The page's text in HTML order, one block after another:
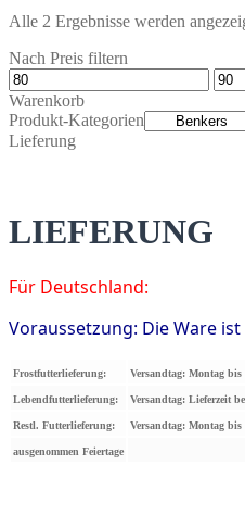
Alle 2 Ergebnisse werden
Nach Preis filtern
Min.
Preis
Max.
Preis
Warenkorb
Produkt-Kategorien
Lieferung
LIEFERUNG
Für Deutschland:
Voraussetzung: Die Ware
Frostfutterlieferung: Versandtag: Montag bis
Lebendfutterlieferung: Versandtag: Lieferzeit
Restl. Futterlieferung: Versandtag: Montag bis
ausgenommen Feiertage